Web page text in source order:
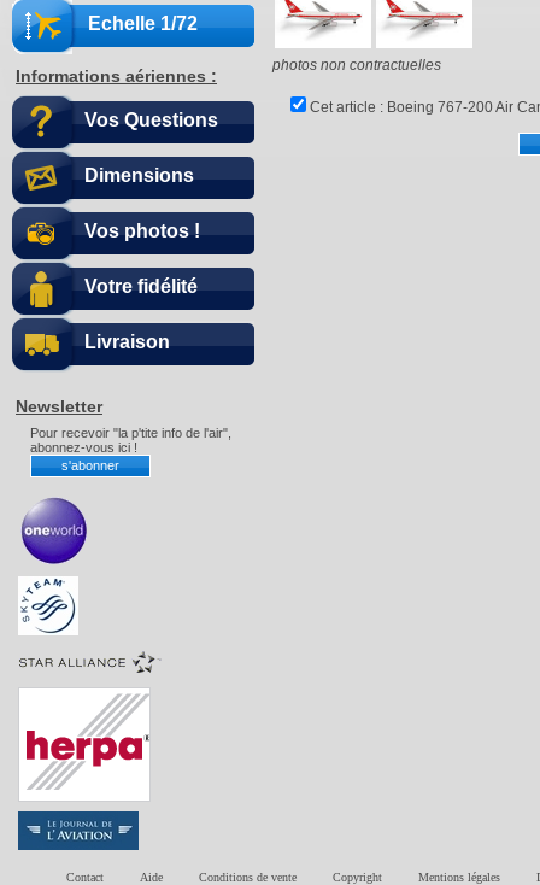
Echelle 1/72
Informations aériennes :
Vos Questions
Dimensions
Vos photos !
Votre fidélité
Livraison
Newsletter
Pour recevoir "la p'tite info de l'air",
abonnez-vous ici !
photos non contractuelles
Cet article : Boeing 767-200 Air
Contact Aide Conditions de vente Copyright Mentions légales